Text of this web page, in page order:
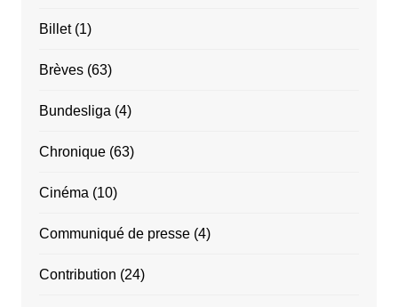
Billet(1)
Brèves(63)
Bundesliga (4)
Chronique(63)
Cinéma (10)
Communiqué de presse(4)
Contribution (24)